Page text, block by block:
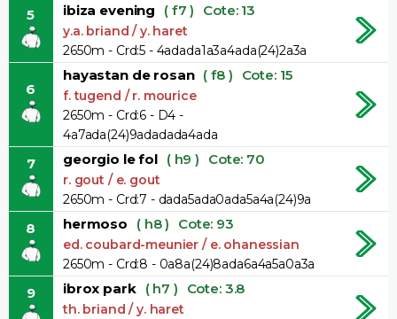
5 ibiza evening ( f7 ) Cote: 13
y.a. briand / y. haret
2650m - Crd:5 - 4adada1a3a4ada(24)2a3a
6
hayastan de rosan ( f8 ) Cote: 15
f. tugend / r. mourice
2650m - Crd:6 - D4 -
4a7ada(24)9adadada4ada
7 georgio le fol ( h9 ) Cote: 70
r. gout / e. gout
2650m - Crd:7 - dada5ada0ada5a4a(24)9a
8 hermoso ( h8 ) Cote: 93
ed. coubard-meunier / e. ohanessian
2650m - Crd:8 - 0a8a(24)8ada6a4a5a0a3a
9 ibrox park ( h7 ) Cote: 3.8
th. briand / y. haret